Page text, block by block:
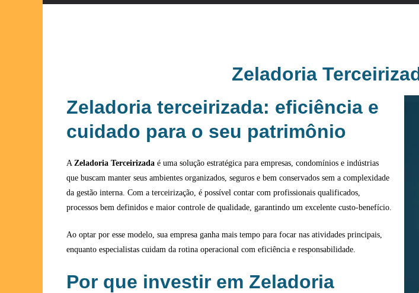
Zeladoria
Zeladoria terceirizada: eficiência e
cuidado para o seu patrimônio
A Zeladoria Terceirizada é uma solução estratégica para empresas, condomínios e indústrias
que buscam manter seus ambientes organizados, seguros e bem conservados sem a complexidade
da gestão interna. Com a terceirização, é possível contar com profissionais qualificados,
processos bem definidos e maior controle de qualidade, garantindo um excelente custo-benefício.
Ao optar por esse modelo, sua empresa ganha mais tempo para focar nas atividades principais,
enquanto especialistas cuidam da rotina operacional com eficiência e responsabilidade.
Por que investir em Zeladoria